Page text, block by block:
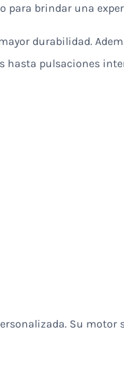
para brindar una
durabilidad.
hasta pulsaciones
Su